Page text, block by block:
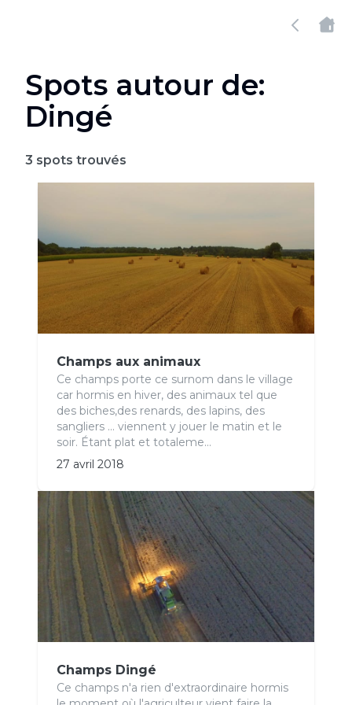
Spots autour de:
Dingé
3 spots trouvés
Champs aux animaux
Ce champs porte ce surnom dans le village
car hormis en hiver, des animaux tel que
des biches,des renards, des lapins, des
sangliers ... viennent y jouer le matin et le
soir. Étant plat et totaleme...
27 avril 2018
Champs Dingé
Ce champs n'a rien d'extraordinaire hormis